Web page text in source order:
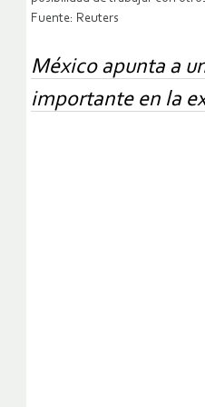
Fuente: Reuters
México apunta a
importante en la